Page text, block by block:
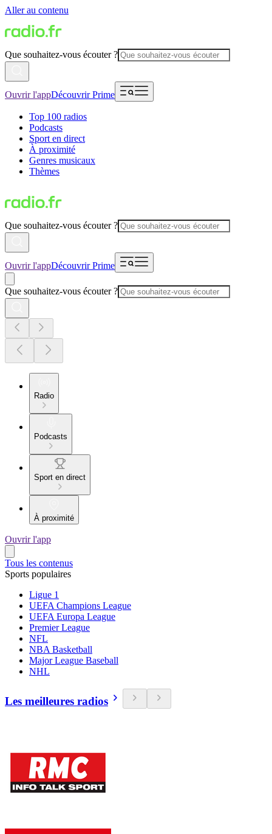
Aller au contenu
Que souhaitez-vous écouter ?
Ouvrir l'appDécouvrir Prime
Top 100 radios
Podcasts
Sport en direct
À proximité
Genres musicaux
Thèmes
Que souhaitez-vous écouter ?
Ouvrir l'appDécouvrir Prime
Que souhaitez-vous écouter ?
Radio
Podcasts
Sport en direct
À proximité
Ouvrir l'app
Tous les contenus
Sports populaires
Ligue 1
UEFA Champions League
UEFA Europa League
Premier League
NFL
NBA Basketball
Major League Baseball
NHL
Les meilleures radios